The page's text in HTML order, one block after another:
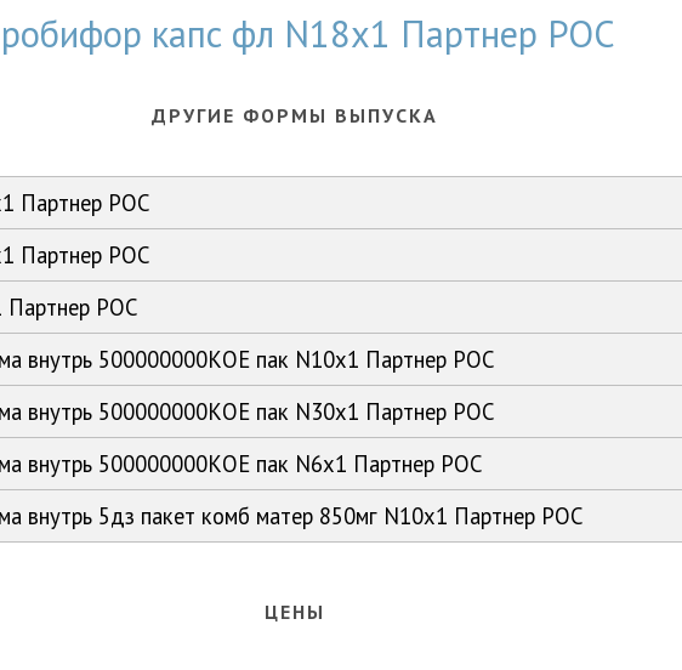
капс фл N18x1 Партнер РОС
ДРУГИЕ ФОРМЫ ВЫПУСКА
Партнер РОС
Партнер РОС
Партнер РОС
внутрь 500000000КОЕ пак N10x1 Партнер РОС
внутрь 500000000КОЕ пак N30x1 Партнер РОС
внутрь 500000000КОЕ пак N6x1 Партнер РОС
внутрь 5дз пакет комб матер 850мг N10x1 Партнер РОС
ЦЕНЫ